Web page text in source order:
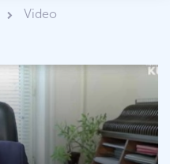
Video